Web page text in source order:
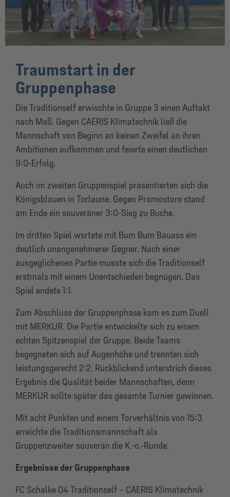
Traumstart in der
Gruppenphase
Die Traditionself erwischte in Gruppe 3 einen Auftakt
nach Maß. Gegen CAERIS Klimatechnik ließ die
Mannschaft von Beginn an keinen Zweifel an ihren
Ambitionen aufkommen und feierte einen deutlichen
9:0-Erfolg.
Auch im zweiten Gruppenspiel präsentierten sich die
Königsblauen in Torlaune. Gegen Promostore stand
am Ende ein souveräner 3:0-Sieg zu Buche.
Im dritten Spiel wsrtete mit Bum Bum Bauass ein
deutlich unangenehmerer Gegner. Nach einer
ausgeglichenen Partie musste sich die Traditionself
erstmals mit einem Unentschieden begnügen. Das
Spiel endete 1:1.
Zum Abschluss der Gruppenphase kam es zum Duell
mit MERKUR. Die Partie entwickelte sich zu einem
echten Spitzenspiel der Gruppe. Beide Teams
begegneten sich auf Augenhöhe und trennten sich
leistungsgerecht 2:2. Rückblickend unterstrich dieses
Ergebnis die Qualität beider Mannschaften, denn
MERKUR sollte später das gesamte Turnier gewinnen.
Mit acht Punkten und einem Torverhältnis von 15:3
erreichte die Traditionsmannschaft als
Gruppenzweiter souverän die K.-o.-Runde.
Ergebnisse der Gruppenphase
FC Schalke 04 Traditionself – CAERIS Klimatechnik